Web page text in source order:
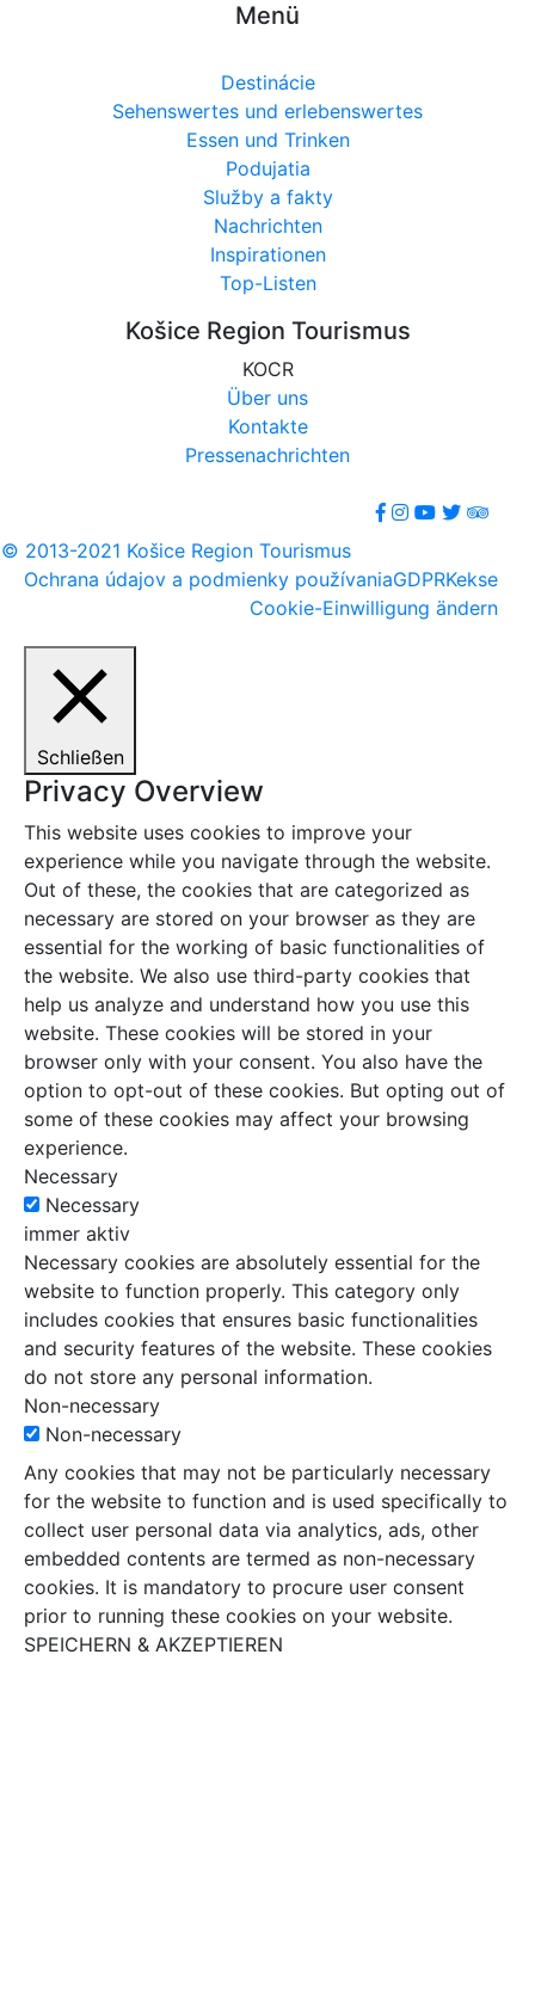
Menü
Destinácie
Sehenswertes und erlebenswertes
Essen und Trinken
Podujatia
Služby a fakty
Nachrichten
Inspirationen
Top-Listen
Košice Region Tourismus
KOCR
Über uns
Kontakte
Pressenachrichten
© 2013-2021 Košice Region Tourismus
Ochrana údajov a podmienky používaniaGDPRKekse
Cookie-Einwilligung ändern
Schließen
Privacy Overview
This website uses cookies to improve your
experience while you navigate through the website.
Out of these, the cookies that are categorized as
necessary are stored on your browser as they are
essential for the working of basic functionalities of
the website. We also use third-party cookies that
help us analyze and understand how you use this
website. These cookies will be stored in your
browser only with your consent. You also have the
option to opt-out of these cookies. But opting out of
some of these cookies may affect your browsing
experience.
Necessary
Necessary
immer aktiv
Necessary cookies are absolutely essential for the
website to function properly. This category only
includes cookies that ensures basic functionalities
and security features of the website. These cookies
do not store any personal information.
Non-necessary
Non-necessary
Any cookies that may not be particularly necessary
for the website to function and is used specifically to
collect user personal data via analytics, ads, other
embedded contents are termed as non-necessary
cookies. It is mandatory to procure user consent
prior to running these cookies on your website.
SPEICHERN & AKZEPTIEREN